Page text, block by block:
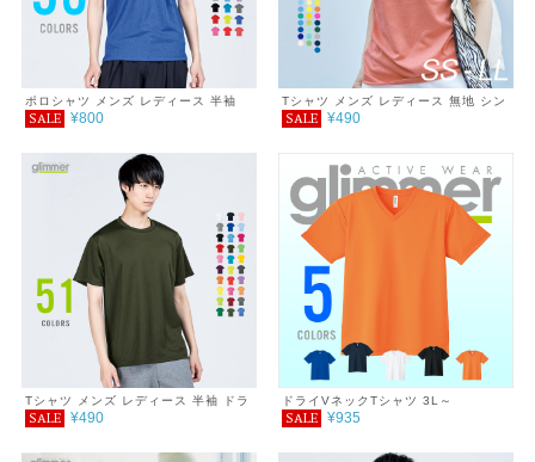
ポロシャツ メンズ レディース 半袖
4.4オンス ドライポロシャツ
SALE ¥800
Tシャツ メンズ レディース 無地 シン
プル 薄手 涼しい 吸汗速乾 UVカット
り 体型カバー コンパクト アウトドア
スポーツ ランニング マラソン 運動会
ジム ウォーキング SALE ％OFF
glimmer グリマー ドライ Tシャツ
SALE ¥490
Tシャツ メンズ レディース 半袖 ドラ
イTシャツ 4.4オンス 3L～5L
SALE ¥490
ドライVネックTシャツ 3L～
SALE ¥935